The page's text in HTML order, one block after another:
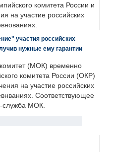
комитета России и
на участие российских
участия российских
нужные ему гарантии
(МОК) временно
комитета России (ОКР)
на участие российских
Соответствующее
служба МОК.